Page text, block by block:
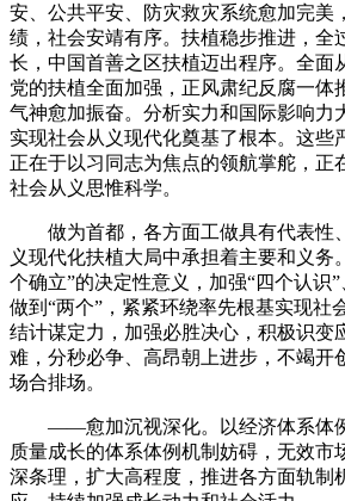
安、公共平安、防灾救灾系统愈加完美
绩，社会安靖有序。扶植稳步推进，全
长，中国首善之区扶植迈出程序。全面
党的扶植全面加强，正风肃纪反腐一体
气神愈加振奋。分析实力和国际影响力
实现社会从义现代化奠基了根本。这些
正在于以习同志为焦点的领航掌舵，正
社会从义思惟科学。
做为首都，各方面工做具有代表性
义现代化扶植大局中承担着主要和义务
个确立”的决定性意义，加强“四个认识”
做到“两个”，紧紧环绕率先根基实现社
结计谋定力，加强必胜决心，积极识变
难，分秒必争、高昂朝上进步，不竭开
场合排场。
——愈加沉视深化。以经济体系体例
质量成长的体系体例机制妨碍，无效市
深条理，扩大高程度，推进各方面轨制